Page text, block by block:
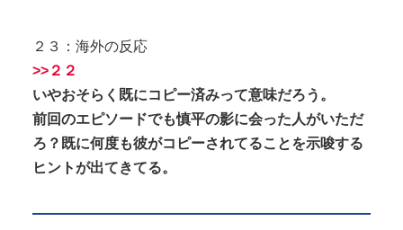
２３：海外の反応
>>２２
いやおそらく既にコピー済みって意味だろう。
前回のエピソードでも慎平の影に会った人がいただ
ろ？既に何度も彼がコピーされてることを示唆する
ヒントが出てきてる。